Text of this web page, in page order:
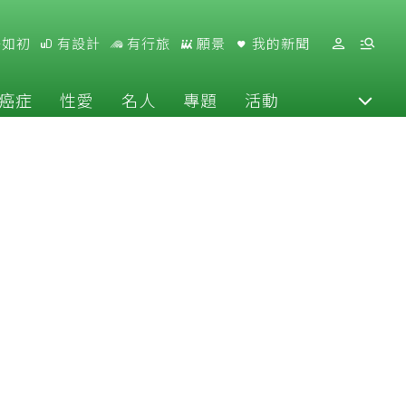
初 有設計 有行旅 願景 我的新聞
症 性愛 名人 專題 活動